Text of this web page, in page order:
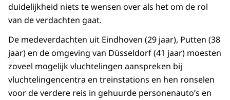
duidelijkheid niets te wensen over als het om de rol
van de verdachten gaat.
De medeverdachten uit Eindhoven (29 jaar), Putten (38
jaar) en de omgeving van Düsseldorf (41 jaar) moesten
zoveel mogelijk vluchtelingen aanspreken bij
vluchtelingencentra en treinstations en hen ronselen
voor de verdere reis in gehuurde personenauto’s en